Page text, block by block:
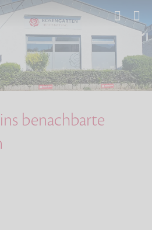
Newel gezogen
benachbarte